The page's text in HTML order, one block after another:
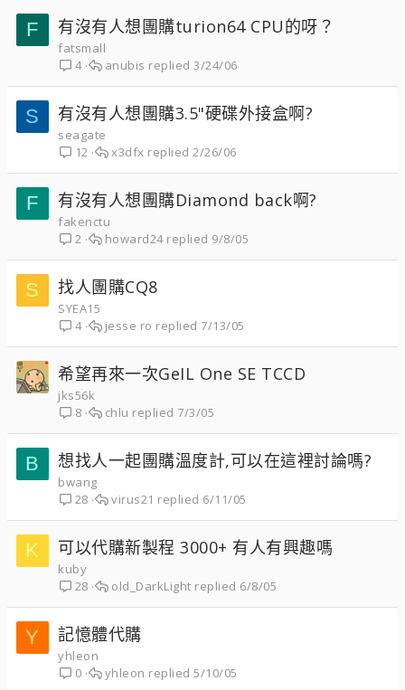
F 有沒有人想團購turion64 CPU的呀？
fatsmall
4
3/24/06
anubis
S 有沒有人想團購3.5"硬碟外接盒啊?
seagate
12
2/26/06
x3dfx
F 有沒有人想團購Diamond back啊?
fakenctu
2
9/8/05
howard24
S 找人團購CQ8
SYEA15
4
7/13/05
jesse ro
希望再來一次GeIL One SE TCCD
jks56k
8
7/3/05
chlu
B 想找人一起團購溫度計,可以在這裡討論嗎?
bwang
28
6/11/05
virus21
K 可以代購新製程 3000+ 有人有興趣嗎
kuby
28
6/8/05
old_DarkLight
Y 記憶體代購
yhleon
0
5/10/05
yhleon